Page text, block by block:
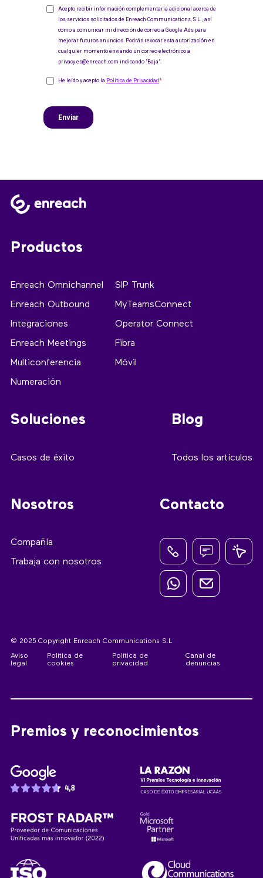
Productos
Enreach Omnichannel
Enreach Outbound
Integraciones
Enreach Meetings
Multiconferencia
Numeración
SIP Trunk
MyTeamsConnect
Operator Connect
Fibra
Móvil
Soluciones
Casos de éxito
Blog
Todos los artículos
Nosotros
Compañía
Trabaja con nosotros
Contacto
© 2025 Copyright Enreach Communications S.L
Aviso
legal
Política de
cookies
Política de
privacidad
Canal de
denuncias
Premios y reconocimientos